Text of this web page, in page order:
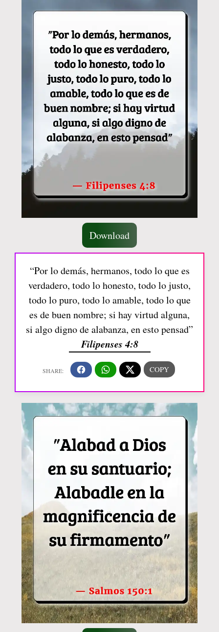
Download
“Por lo demás, hermanos, todo lo que es
verdadero, todo lo honesto, todo lo justo,
todo lo puro, todo lo amable, todo lo que
es de buen nombre; si hay virtud alguna,
si algo digno de alabanza, en esto pensad”
Filipenses 4:8